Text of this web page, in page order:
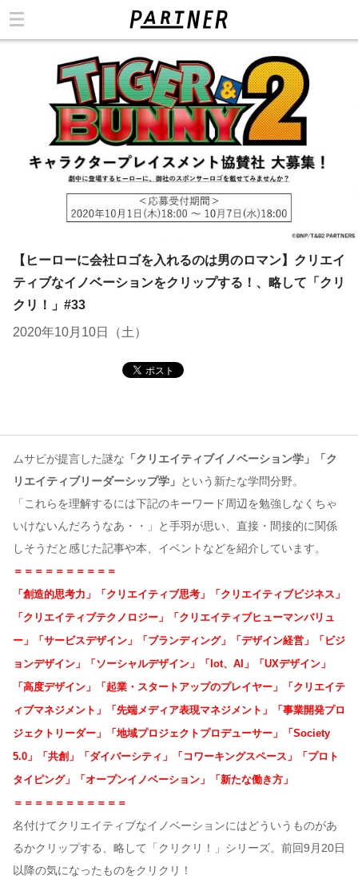
【ヒーローに会社ロゴを入れるのは男のロマン】クリエイ
ティブなイノベーションをクリップする！、略して「クリ
クリ！」#33
2020年10月10日（土）
ムサビが提言した謎な 「クリエイティブイノベーション学」「ク
リエイティブリーダーシップ学」 という新たな学問分野。
「これらを理解するには下記のキーワード周辺を勉強しなくちゃ
いけないんだろうなあ・・」と手羽が思い、直接・間接的に関係
しそうだと感じた記事や本、イベントなどを紹介しています。
＝＝＝＝＝＝＝＝＝＝
「創造的思考力」「クリエイティブ思考」「クリエイティブビジネス」
「クリエイティブテクノロジー」「クリエイティブヒューマンバリュ
ー」「サービスデザイン」「ブランディング」「デザイン経営」「ビジ
ョンデザイン」「ソーシャルデザイン」「Iot、AI」「UXデザイン」
「高度デザイン」「起業・スタートアップのプレイヤー」「クリエイテ
ィブマネジメント」「先端メディア表現マネジメント」「事業開発プロ
ジェクトリーダー」「地域プロジェクトプロデューサー」「Society
5.0」「共創」「ダイバーシティ」「コワーキングスペース」「プロト
タイピング」「オープンイノベーション」「新たな働き方」
＝＝＝＝＝＝＝＝＝＝＝
名付けてクリエイティブなイノベーションにはどういうものがあ
るかクリップする、略して「クリクリ！」シリーズ。前回9月20日
以降の気になったものをクリクリ！
お問い合わせ